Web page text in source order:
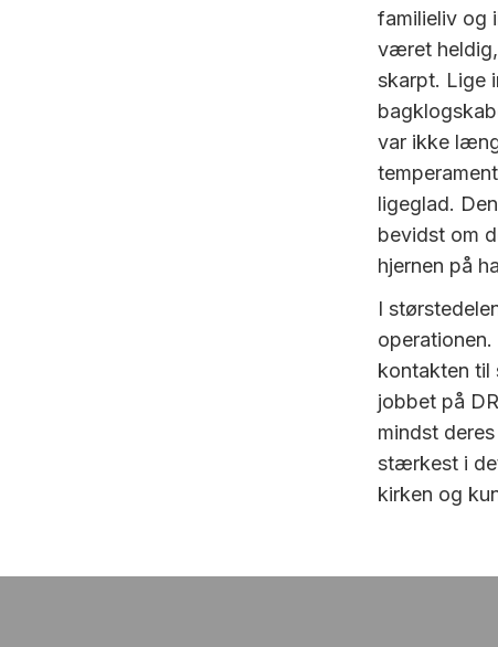
familieliv og
været
skarpt. Lige
var ikke
ligeglad.
bevidst om
hjernen på
I
kontakten til
jobbet på
mindst
stærkest i
kirken og